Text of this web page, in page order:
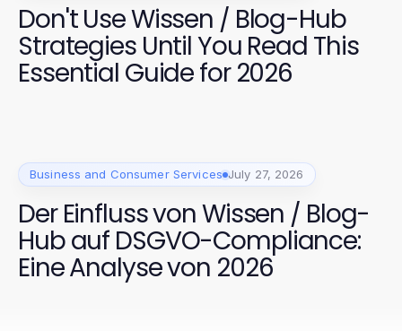
Don't Use Wissen / Blog-Hub
Strategies Until You Read This
Essential Guide for 2026
Business and Consumer Services July 27, 2026
Der Einfluss von Wissen / Blog-
Hub auf DSGVO-Compliance:
Eine Analyse von 2026